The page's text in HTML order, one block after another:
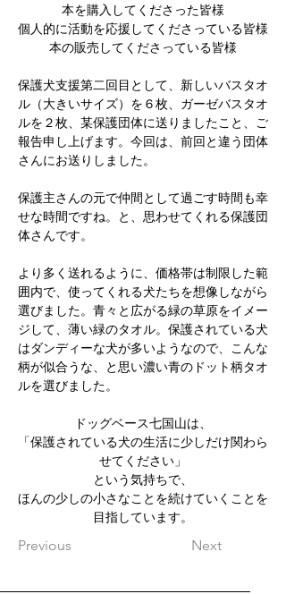
本を購入してくださった皆様
個人的に活動を応援してくださっている皆様
本の販売してくださっている皆様
保護犬支援第二回目として、新しいバスタオ
ル（大きいサイズ）を６枚、ガーゼバスタオ
ルを２枚、某保護団体に送りましたこと、ご
報告申し上げます。今回は、前回と違う団体
さんにお送りしました。
保護主さんの元で仲間として過ごす時間も幸
せな時間ですね。と、思わせてくれる保護団
体さんです。
より多く送れるように、価格帯は制限した範
囲内で、使ってくれる犬たちを想像しながら
選びました。青々と広がる緑の草原をイメー
ジして、薄い緑のタオル。保護されている犬
はダンディーな犬が多いようなので、こんな
柄が似合うな、と思い濃い青のドット柄タオ
ルを選びました。
ドッグベース七国山は、
「保護されている犬の生活に少しだけ関わら
せてください」
という気持ちで、
ほんの少しの小さなことを続けていくことを
目指しています。
Previous
Next